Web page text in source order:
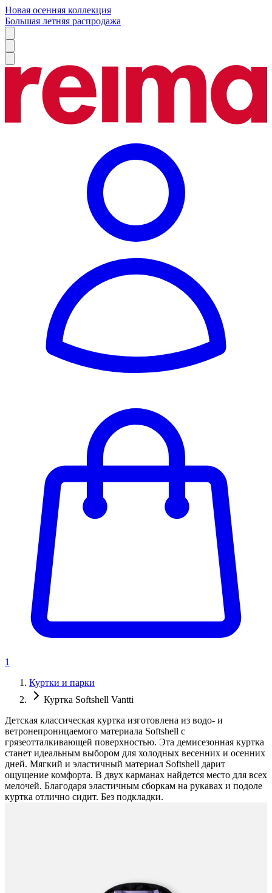
Новая осенняя коллекция
Большая летняя распродажа
1
Куртки и парки
Куртка Softshell Vantti
Детская классическая куртка изготовлена из водо- и
ветронепроницаемого материала Softshell с
грязеотталкивающей поверхностью. Эта демисезонная куртка
станет идеальным выбором для холодных весенних и осенних
дней. Мягкий и эластичный материал Softshell дарит
ощущение комфорта. В двух карманах найдется место для всех
мелочей. Благодаря эластичным сборкам на рукавах и подоле
куртка отлично сидит. Без подкладки.